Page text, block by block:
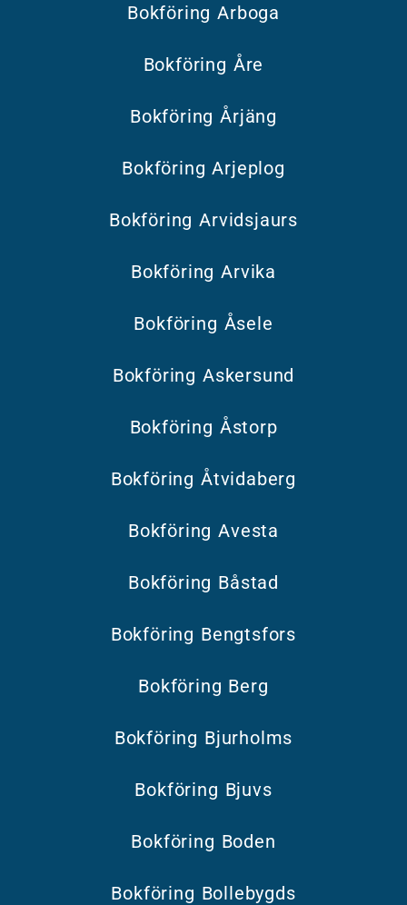
Bokföring Arboga
Bokföring Åre
Bokföring Årjäng
Bokföring Arjeplog
Bokföring Arvidsjaurs
Bokföring Arvika
Bokföring Åsele
Bokföring Askersund
Bokföring Åstorp
Bokföring Åtvidaberg
Bokföring Avesta
Bokföring Båstad
Bokföring Bengtsfors
Bokföring Berg
Bokföring Bjurholms
Bokföring Bjuvs
Bokföring Boden
Bokföring Bollebygds